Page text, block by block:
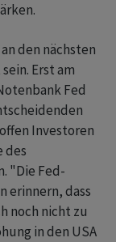
den nächsten
Erst am
Fed
Investoren
des
"Die Fed-
erinnern, dass
noch nicht zu
in den USA